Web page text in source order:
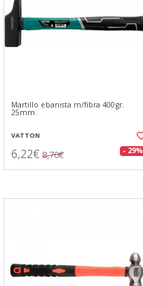
Martillo ebanista m/fibra 400gr.
25mm.
VATTON
6,22€ 8,70€ - 29%